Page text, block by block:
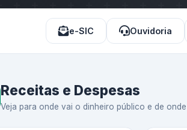
e-SIC Ouvidoria
Receitas e Despesas
Veja para onde vai o dinheiro público e de